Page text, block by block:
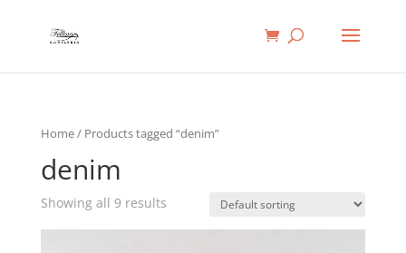
Home/ Products tagged “denim”
denim
Showing all 9 results